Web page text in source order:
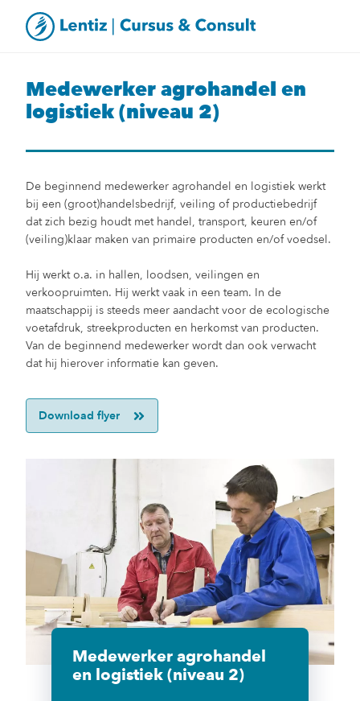
Medewerker agrohandel en
logistiek (niveau 2)
De beginnend medewerker agrohandel en logistiek werkt
bij een (groot)handelsbedrijf, veiling of productiebedrijf
dat zich bezig houdt met handel, transport, keuren en/of
(veiling)klaar maken van primaire producten en/of voedsel.
Hij werkt o.a. in hallen, loodsen, veilingen en
verkoopruimten. Hij werkt vaak in een team. In de
maatschappij is steeds meer aandacht voor de ecologische
voetafdruk, streekproducten en herkomst van producten.
Van de beginnend medewerker wordt dan ook verwacht
dat hij hierover informatie kan geven.
Download flyer
Medewerker agrohandel
en logistiek (niveau 2)